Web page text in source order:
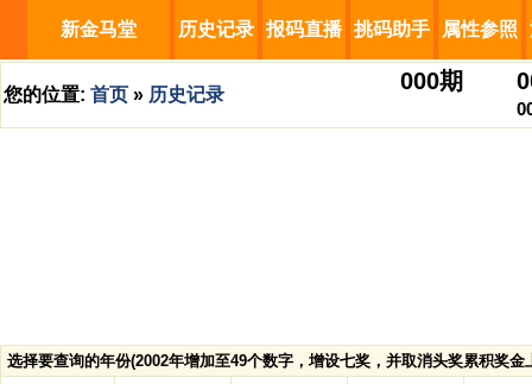
新金马堂 历史记录 报码直播 挑码助手 属性参照
您的位置: 首页 » 历史记录
000期
选择要查询的年份(2002年增加至49个数字，增设七奖，并取消头奖累积奖